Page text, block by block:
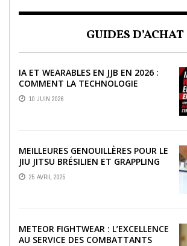
GUIDES D’ACHAT
IA ET WEARABLES EN JJB EN 2026 :
COMMENT LA TECHNOLOGIE
RÉVOLUTIONNE L’ENTRAÎNEMENT
10 JUIN 2026
MEILLEURES GENOUILLÈRES POUR LE
JIU JITSU BRÉSILIEN ET GRAPPLING
25 AVRIL 2025
METEOR FIGHTWEAR : L’EXCELLENCE
AU SERVICE DES COMBATTANTS